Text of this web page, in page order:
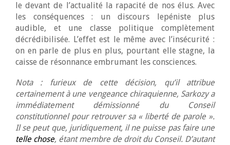
le devant de l’actualité la rapacité de nos élus. Avec
les conséquences : un discours lepéniste plus
audible, et une classe politique complètement
décrédibilisée. L’effet est le même avec l’insécurité :
on en parle de plus en plus, pourtant elle stagne, la
caisse de résonnance embrumant les consciences.
Nota : furieux de cette décision, qu’il attribue
certainement à une vengeance chiraquienne, Sarkozy a
immédiatement démissionné du Conseil
constitutionnel pour retrouver sa « liberté de parole ».
Il se peut que, juridiquement, il ne puisse pas faire une
telle chose, étant membre de droit du Conseil. D’autant